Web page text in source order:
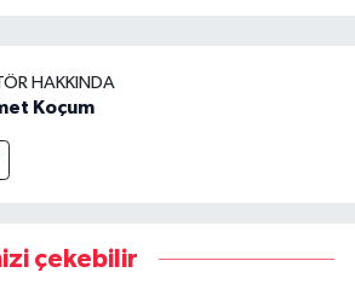
HAKKINDA
Koçum
çekebilir